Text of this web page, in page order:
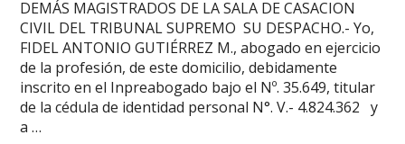
DEMÁS MAGISTRADOS DE LA SALA DE CASACION
CIVIL DEL TRIBUNAL SUPREMO SU DESPACHO.- Yo,
FIDEL ANTONIO GUTIÉRREZ M., abogado en ejercicio
de la profesión, de este domicilio, debidamente
inscrito en el Inpreabogado bajo el Nº. 35.649, titular
de la cédula de identidad personal N°. V.- 4.824.362 y
a …